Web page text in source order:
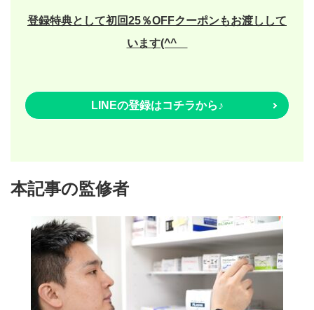
登録特典として初回25％OFFクーポンもお渡しして
います(^^ゞ
LINEの登録はコチラから♪
本記事の監修者